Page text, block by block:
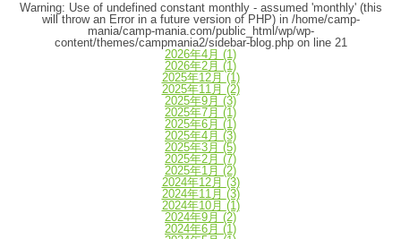
Warning: Use of undefined constant monthly - assumed 'monthly' (this
will throw an Error in a future version of PHP) in /home/camp-
mania/camp-mania.com/public_html/wp/wp-
content/themes/campmania2/sidebar-blog.phpon line 21
2026年4月 (1)
2026年2月 (1)
2025年12月 (1)
2025年11月 (2)
2025年9月 (3)
2025年7月 (1)
2025年6月 (1)
2025年4月 (3)
2025年3月 (5)
2025年2月 (7)
2025年1月 (2)
2024年12月 (3)
2024年11月 (3)
2024年10月 (1)
2024年9月 (2)
2024年6月 (1)